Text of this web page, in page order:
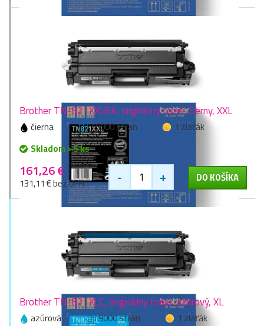
Brother TN-821XXLBK, originálny toner, čierny, XXL
čierna 15000 stran
1 zlaťák
Skladom > 5 ks
161,26 €
131,11 € bez DPH - + DO KOŠÍKA
Brother TN-821XLC, originálny toner, azúrový, XL
azúrová 9000 stran
1 zlaťák